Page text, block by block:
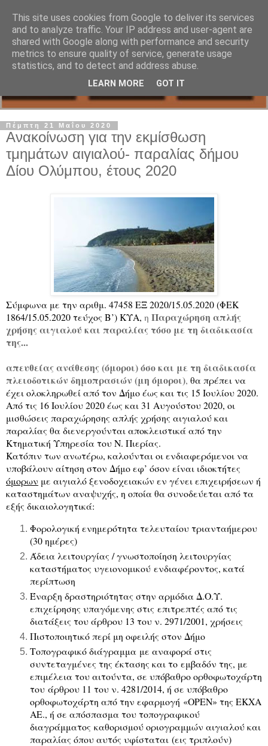
Πέμπτη 21 Μαΐου 2020
Ανακοίνωση για την εκμίσθωση
τμημάτων αιγιαλού- παραλίας δήμου
Δίου Ολύμπου, έτους 2020
Σύμφωνα με την αριθμ. 47458 ΕΞ 2020/15.05.2020 (ΦΕΚ
1864/15.05.2020 τεύχος Β’)ΚΥΑ, η Παραχώρηση απλής
χρήσης αιγιαλού και παραλίας τόσο με τη διαδικασία
της...
απευθείας ανάθεσης (όμοροι) όσο και με τη διαδικασία
πλειοδοτικών δημοπρασιών (μη όμοροι), θα πρέπει να
έχει ολοκληρωθεί από τον Δήμο έως και τις 15 Ιουλίου 2020.
Από τις 16 Ιουλίου 2020 έως και 31 Αυγούστου 2020, οι
μισθώσεις παραχώρησης απλής χρήσης αιγιαλού και
παραλίας θα διενεργούνται αποκλειστικά από την
Κτηματική Υπηρεσία του Ν. Πιερίας.
Κατόπιν των ανωτέρω, καλούνται οι ενδιαφερόμενοι να
υποβάλουν αίτηση στον Δήμο εφ’ όσον είναι ιδιοκτήτες
όμορων με αιγιαλό ξενοδοχειακών εν γένει επιχειρήσεων ή
καταστημάτων αναψυχής, η οποία θα συνοδεύεται από τα
εξής δικαιολογητικά:
Φορολογική ενημερότητα τελευταίου τριανταήμερου
(30 ημέρες)
Άδεια λειτουργίας / γνωστοποίηση λειτουργίας
καταστήματος υγειονομικού ενδιαφέροντος, κατά
περίπτωση
Έναρξη δραστηριότητας στην αρμόδια Δ.Ο.Υ.
επιχείρησης υπαγόμενης στις επιτρεπτές από τις
διατάξεις του άρθρου 13 του ν. 2971/2001, χρήσεις
Πιστοποιητικό περί μη οφειλής στον Δήμο
Τοπογραφικό διάγραμμα με αναφορά στις
συντεταγμένες της έκτασης και το εμβαδόν της, με
επιμέλεια του αιτούντα, σε υπόβαθρο ορθοφωτοχάρτη
του άρθρου 11 του ν. 4281/2014, ή σε υπόβαθρο
ορθοφωτοχάρτη από την εφαρμογή «OPEN» της ΕΚΧΑ
ΑΕ., ή σε απόσπασμα του τοπογραφικού
διαγράμματος καθορισμού οριογραμμών αιγιαλού και
παραλίας όπου αυτός υφίσταται (εις τριπλούν)
This site uses cookies from Google to deliver its services
and to analyze traffic. Your IP address and user-agent are
shared with Google along with performance and security
metrics to ensure quality of service, generate usage
statistics, and to detect and address abuse.
LEARN MORE GOT IT